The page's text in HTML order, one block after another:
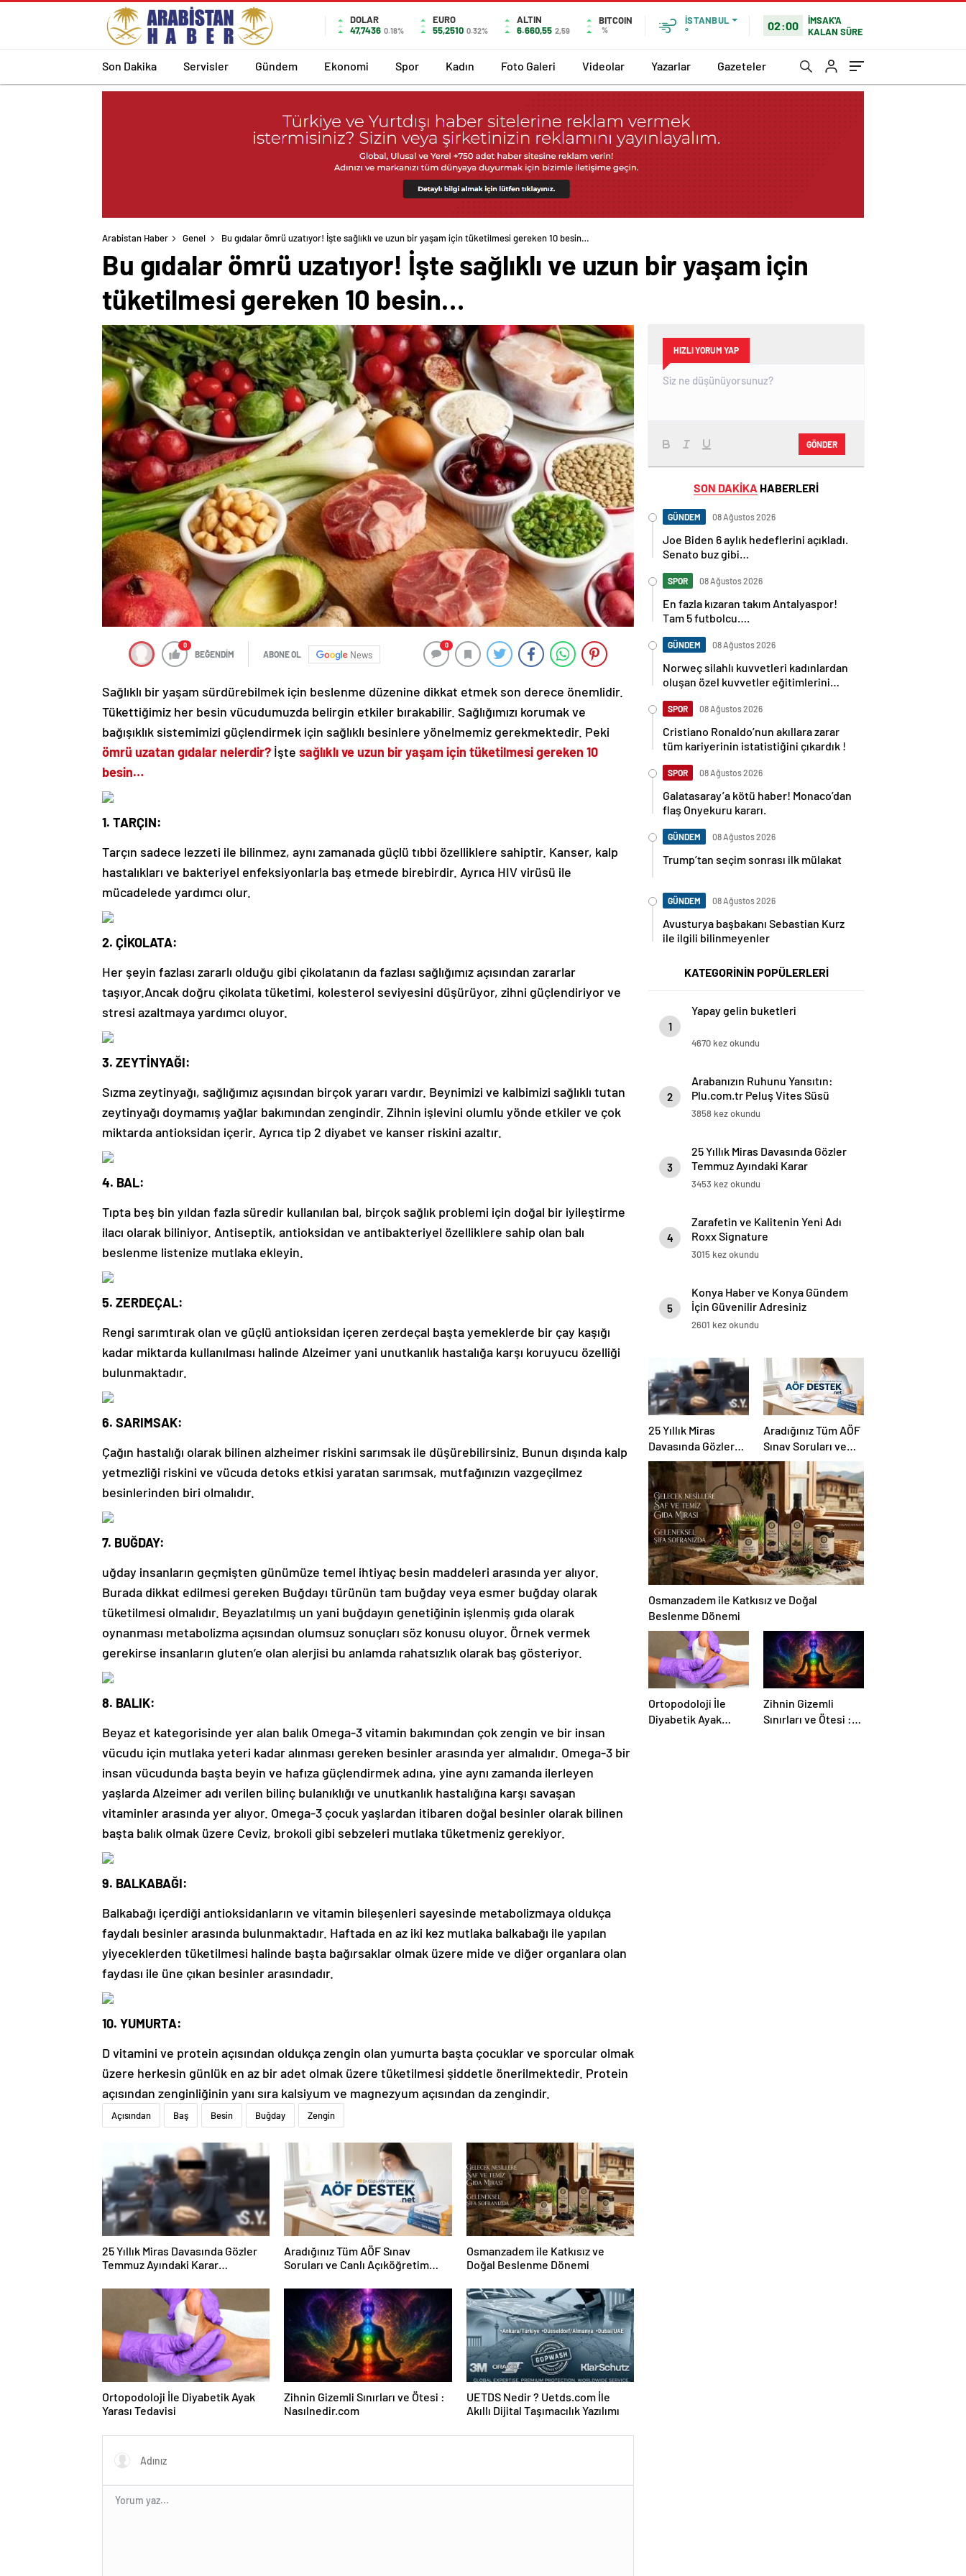
DOLAR
47,7436 0.18%
EURO
55,2510 0.32%
ALTIN
6.660,55 2,59
BITCOIN
%
İSTANBUL
°
02:00
İMSAK'A
KALAN SÜRE
Son Dakika Servisler Gündem Ekonomi Spor Kadın Foto Galeri Videolar Yazarlar Gazeteler
Arabistan Haber Genel Bu gıdalar ömrü uzatıyor! İşte sağlıklı ve uzun bir yaşam için tüketilmesi gereken 10 besin…
Bu gıdalar ömrü uzatıyor! İşte sağlıklı ve uzun bir yaşam için
tüketilmesi gereken 10 besin…
0
BEĞENDİM ABONE OL News
0
Sağlıklı bir yaşam sürdürebilmek için beslenme düzenine dikkat etmek son derece önemlidir.
Tükettiğimiz her besin vücudumuzda belirgin etkiler bırakabilir. Sağlığımızı korumak ve
bağışıklık sistemimizi güçlendirmek için sağlıklı besinlere yönelmemiz gerekmektedir. Peki
ömrü uzatan gıdalar nelerdir? İşte sağlıklı ve uzun bir yaşam için tüketilmesi gereken 10
besin…
1. TARÇIN:
Tarçın sadece lezzeti ile bilinmez, aynı zamanada güçlü tıbbi özelliklere sahiptir. Kanser, kalp
hastalıkları ve bakteriyel enfeksiyonlarla baş etmede birebirdir. Ayrıca HIV virüsü ile
mücadelede yardımcı olur.
2. ÇİKOLATA:
Her şeyin fazlası zararlı olduğu gibi çikolatanın da fazlası sağlığımız açısından zararlar
taşıyor.Ancak doğru çikolata tüketimi, kolesterol seviyesini düşürüyor, zihni güçlendiriyor ve
stresi azaltmaya yardımcı oluyor.
3. ZEYTİNYAĞI:
Sızma zeytinyağı, sağlığımız açısından birçok yararı vardır. Beynimizi ve kalbimizi sağlıklı tutan
zeytinyağı doymamış yağlar bakımından zengindir. Zihnin işlevini olumlu yönde etkiler ve çok
miktarda antioksidan içerir. Ayrıca tip 2 diyabet ve kanser riskini azaltır.
4. BAL:
Tıpta beş bin yıldan fazla süredir kullanılan bal, birçok sağlık problemi için doğal bir iyileştirme
ilacı olarak biliniyor. Antiseptik, antioksidan ve antibakteriyel özelliklere sahip olan balı
beslenme listenize mutlaka ekleyin.
5. ZERDEÇAL:
Rengi sarımtırak olan ve güçlü antioksidan içeren zerdeçal başta yemeklerde bir çay kaşığı
kadar miktarda kullanılması halinde Alzeimer yani unutkanlık hastalığa karşı koruyucu özelliği
bulunmaktadır.
6. SARIMSAK:
Çağın hastalığı olarak bilinen alzheimer riskini sarımsak ile düşürebilirsiniz. Bunun dışında kalp
yetmezliği riskini ve vücuda detoks etkisi yaratan sarımsak, mutfağınızın vazgeçilmez
besinlerinden biri olmalıdır.
7. BUĞDAY:
uğday insanların geçmişten günümüze temel ihtiyaç besin maddeleri arasında yer alıyor.
Burada dikkat edilmesi gereken Buğdayı türünün tam buğday veya esmer buğday olarak
tüketilmesi olmalıdır. Beyazlatılmış un yani buğdayın genetiğinin işlenmiş gıda olarak
oynanması metabolizma açısından olumsuz sonuçları söz konusu oluyor. Örnek vermek
gerekirse insanların gluten’e olan alerjisi bu anlamda rahatsızlık olarak baş gösteriyor.
8. BALIK:
Beyaz et kategorisinde yer alan balık Omega-3 vitamin bakımından çok zengin ve bir insan
vücudu için mutlaka yeteri kadar alınması gereken besinler arasında yer almalıdır. Omega-3 bir
insan vücudunda başta beyin ve hafıza güçlendirmek adına, yine aynı zamanda ilerleyen
yaşlarda Alzeimer adı verilen bilinç bulanıklığı ve unutkanlık hastalığına karşı savaşan
vitaminler arasında yer alıyor. Omega-3 çocuk yaşlardan itibaren doğal besinler olarak bilinen
başta balık olmak üzere Ceviz, brokoli gibi sebzeleri mutlaka tüketmeniz gerekiyor.
9. BALKABAĞI:
Balkabağı içerdiği antioksidanların ve vitamin bileşenleri sayesinde metabolizmaya oldukça
faydalı besinler arasında bulunmaktadır. Haftada en az iki kez mutlaka balkabağı ile yapılan
yiyeceklerden tüketilmesi halinde başta bağırsaklar olmak üzere mide ve diğer organlara olan
faydası ile üne çıkan besinler arasındadır.
10. YUMURTA:
D vitamini ve protein açısından oldukça zengin olan yumurta başta çocuklar ve sporcular olmak
üzere herkesin günlük en az bir adet olmak üzere tüketilmesi şiddetle önerilmektedir. Protein
açısından zenginliğinin yanı sıra kalsiyum ve magnezyum açısından da zengindir.
Açısından Baş Besin Buğday Zengin
25 Yıllık Miras Davasında Gözler
Temmuz Ayındaki Karar
Aradığınız Tüm AÖF Sınav
Soruları ve Canlı Açıköğretim
Osmanzadem ile Katkısız ve
Doğal Beslenme Dönemi
Ortopodoloji İle Diyabetik Ayak
Yarası Tedavisi
Zihnin Gizemli Sınırları ve Ötesi :
Nasılnedir.com
UETDS Nedir ? Uetds.com İle
Akıllı Dijital Taşımacılık Yazılımı
HIZLI YORUM YAP
GÖNDER
SON DAKİKA HABERLERİ
GÜNDEM 08 Ağustos 2026
Joe Biden 6 aylık hedeflerini açıkladı.
Senato buz gibi…
SPOR 08 Ağustos 2026
En fazla kızaran takım Antalyaspor!
Tam 5 futbolcu….
GÜNDEM 08 Ağustos 2026
Norweç silahlı kuvvetleri kadınlardan
oluşan özel kuvvetler eğitimlerini
SPOR 08 Ağustos 2026
Cristiano Ronaldo’nun akıllara zarar
tüm kariyerinin istatistiğini çıkardık !
SPOR 08 Ağustos 2026
Galatasaray’a kötü haber! Monaco’dan
flaş Onyekuru kararı.
GÜNDEM 08 Ağustos 2026
Trump’tan seçim sonrası ilk mülakat
GÜNDEM 08 Ağustos 2026
Avusturya başbakanı Sebastian Kurz
ile ilgili bilinmeyenler
KATEGORİNİN POPÜLERLERİ
1
Yapay gelin buketleri
4670 kez okundu
2
Arabanızın Ruhunu Yansıtın:
Plu.com.tr Peluş Vites Süsü
Modelleri
3858 kez okundu
3
25 Yıllık Miras Davasında Gözler
Temmuz Ayındaki Karar
Duruşmasına Çevrildi
3453 kez okundu
4
Zarafetin ve Kalitenin Yeni Adı
Roxx Signature
3015 kez okundu
5
Konya Haber ve Konya Gündem
İçin Güvenilir Adresiniz
2601 kez okundu
25 Yıllık Miras
Davasında Gözler
Temmuz Ayındaki
Karar Duruşmasına
Çevrildi
Aradığınız Tüm AÖF
Sınav Soruları ve
Canlı Açıköğretim
Forumu Burada
Osmanzadem ile Katkısız ve Doğal
Beslenme Dönemi
Ortopodoloji İle
Diyabetik Ayak
Zihnin Gizemli
Sınırları ve Ötesi :